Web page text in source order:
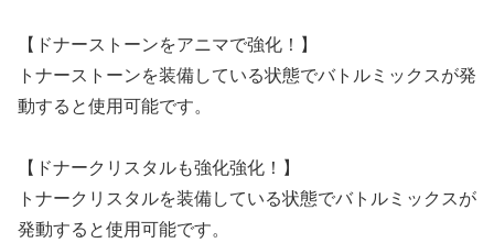
【ドナーストーンをアニマで強化！】
トナーストーンを装備している状態でバトルミックスが発
動すると使用可能です。
【ドナークリスタルも強化強化！】
トナークリスタルを装備している状態でバトルミックスが
発動すると使用可能です。